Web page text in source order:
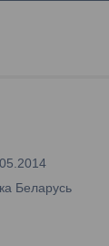
Беларусь